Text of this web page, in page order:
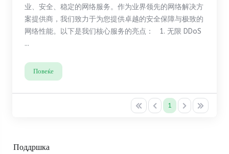
Поддршка
业、安全、稳定的网络服务。作为业界领先的网络解决方
案提供商，我们致力于为您提供卓越的安全保障与极致的
网络性能。以下是我们核心服务的亮点： 1. 无限 DDoS
...
Повеќе
1